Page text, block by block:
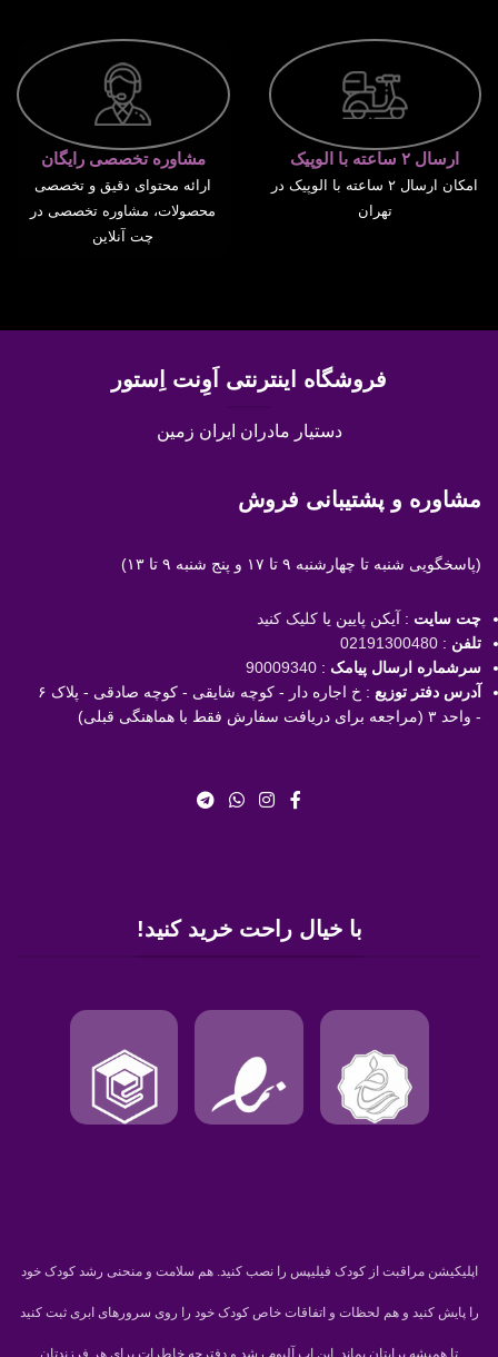
ارسال ۲ ساعته با الوپیک
امکان ارسال ۲ ساعته با الوپیک در
تهران
مشاوره تخصصی رایگان
ارائه محتوای دقیق و تخصصی
محصولات، مشاوره تخصصی در
چت آنلاین
فروشگاه اینترنتی اَوِنت اِستور
دستیار مادران ایران زمین
مشاوره و پشتیبانی فروش
(پاسخگویی شنبه تا چهارشنبه ۹ تا ۱۷ و پنج شنبه ۹ تا ۱۳)
چت سایت : آیکن پایین یا کلیک کنید
تلفن :
02191300480
سرشماره ارسال پیامک :
90009340
آدرس دفتر توزیع
: خ اجاره دار - کوچه شایقی - کوچه صادقی - پلاک ۶
- واحد ۳ (مراجعه برای دریافت سفارش فقط با هماهنگی قبلی)
با خیال راحت خرید کنید!
اپلیکیشن مراقبت از کودک فیلیپس را نصب کنید. هم سلامت و منحنی رشد کودک خود
را پایش کنید و هم لحظات و اتفاقات خاص کودک خود را روی سرورهای ابری ثبت کنید
تا همیشه برایتان بماند. این اپ آلبوم رشد و دفترچه خاطرات برای هر فرزندتان